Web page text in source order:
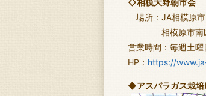
場所：JA相模原
相模原市南区上
営業時間：毎週土
HP： https://
◆アスパラガス栽培